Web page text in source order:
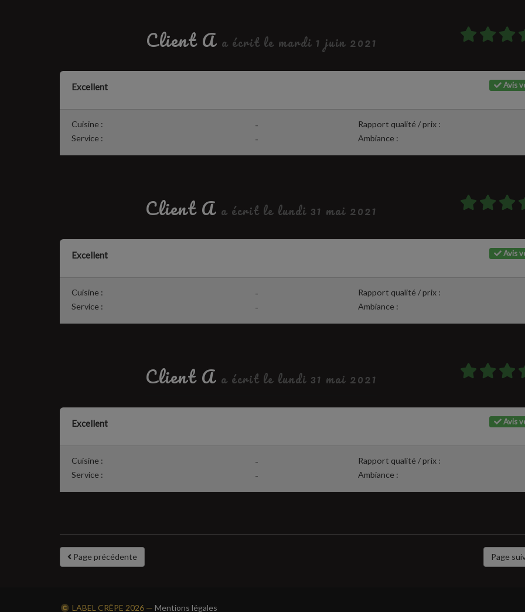
Client A a écrit le mardi 1 juin 2021
Avis
Excellent
-
Cuisine : Rapport qualité / prix :
-
Service : Ambiance :
Client A a écrit le lundi 31 mai 2021
Avis
Excellent
-
Cuisine : Rapport qualité / prix :
-
Service : Ambiance :
Client A a écrit le lundi 31 mai 2021
Avis
Excellent
-
Cuisine : Rapport qualité / prix :
-
Service : Ambiance :
Page
Page précédente
LABEL CRÊPE 2026 — Mentions légales